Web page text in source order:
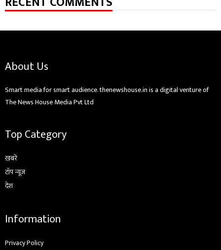
About Us
Smart media for smart audience. thenewshouse.in is a digital venture of
The News House Media Pvt Ltd
Top Category
ख़बरें
टॉप न्यूज़
देश
Information
Privacy Policy